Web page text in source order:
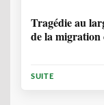
Tragédie au
de la migration
SUITE